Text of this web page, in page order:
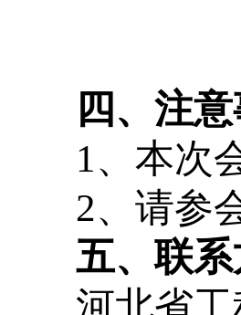
四、注
1、本次
2、请参
五、联
河北省